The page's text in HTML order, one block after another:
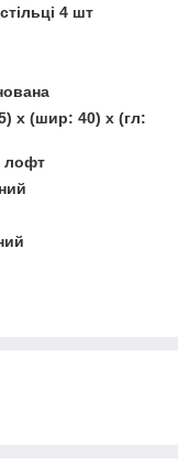
4 шт
x (шир: 40) x (гл:
лофт